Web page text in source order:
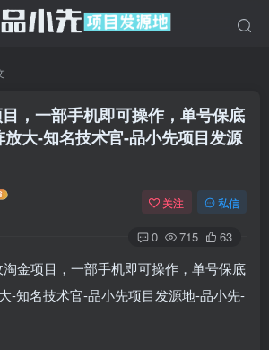
，一部手机即可操作，单号保底
大-知名技术官-品小先项目发源
关注 私信
0 715 63